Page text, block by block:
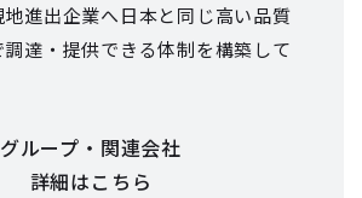
進出企業へ日本と同じ高い品質
調達・提供できる体制を構築して
グループ・関連会社
詳細はこちら